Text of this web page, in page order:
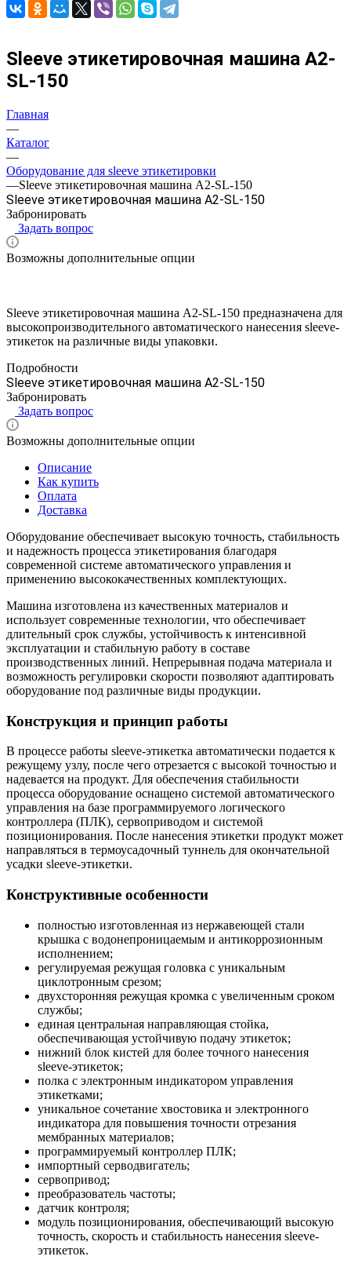
Sleeve этикетировочная машина A2-
SL-150
Главная
—
Каталог
—
Оборудование для sleeve этикетировки
—Sleeve этикетировочная машина A2-SL-150
Sleeve этикетировочная машина A2-SL-150
Забронировать
Задать вопрос
Возможны дополнительные опции
Sleeve этикетировочная машина A2-SL-150 предназначена для
высокопроизводительного автоматического нанесения sleeve-
этикеток на различные виды упаковки.
Подробности
Sleeve этикетировочная машина A2-SL-150
Забронировать
Задать вопрос
Возможны дополнительные опции
Описание
Как купить
Оплата
Доставка
Оборудование обеспечивает высокую точность, стабильность
и надежность процесса этикетирования благодаря
современной системе автоматического управления и
применению высококачественных комплектующих.
Машина изготовлена из качественных материалов и
использует современные технологии, что обеспечивает
длительный срок службы, устойчивость к интенсивной
эксплуатации и стабильную работу в составе
производственных линий. Непрерывная подача материала и
возможность регулировки скорости позволяют адаптировать
оборудование под различные виды продукции.
Конструкция и принцип работы
В процессе работы sleeve-этикетка автоматически подается к
режущему узлу, после чего отрезается с высокой точностью и
надевается на продукт. Для обеспечения стабильности
процесса оборудование оснащено системой автоматического
управления на базе программируемого логического
контроллера (ПЛК), сервоприводом и системой
позиционирования. После нанесения этикетки продукт может
направляться в термоусадочный туннель для окончательной
усадки sleeve-этикетки.
Конструктивные особенности
полностью изготовленная из нержавеющей стали
крышка с водонепроницаемым и антикоррозионным
исполнением;
регулируемая режущая головка с уникальным
циклотронным срезом;
двухсторонняя режущая кромка с увеличенным сроком
службы;
единая центральная направляющая стойка,
обеспечивающая устойчивую подачу этикеток;
нижний блок кистей для более точного нанесения
sleeve-этикеток;
полка с электронным индикатором управления
этикетками;
уникальное сочетание хвостовика и электронного
индикатора для повышения точности отрезания
мембранных материалов;
программируемый контроллер ПЛК;
импортный серводвигатель;
сервопривод;
преобразователь частоты;
датчик контроля;
модуль позиционирования, обеспечивающий высокую
точность, скорость и стабильность нанесения sleeve-
этикеток.